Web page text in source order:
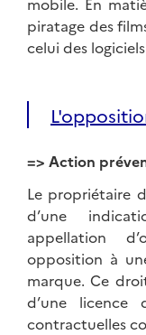
piratage des
celui des
=> Action
Le propriétaire
d’une
appellation
opposition à
marque. Ce
d’une licence
contractuelles